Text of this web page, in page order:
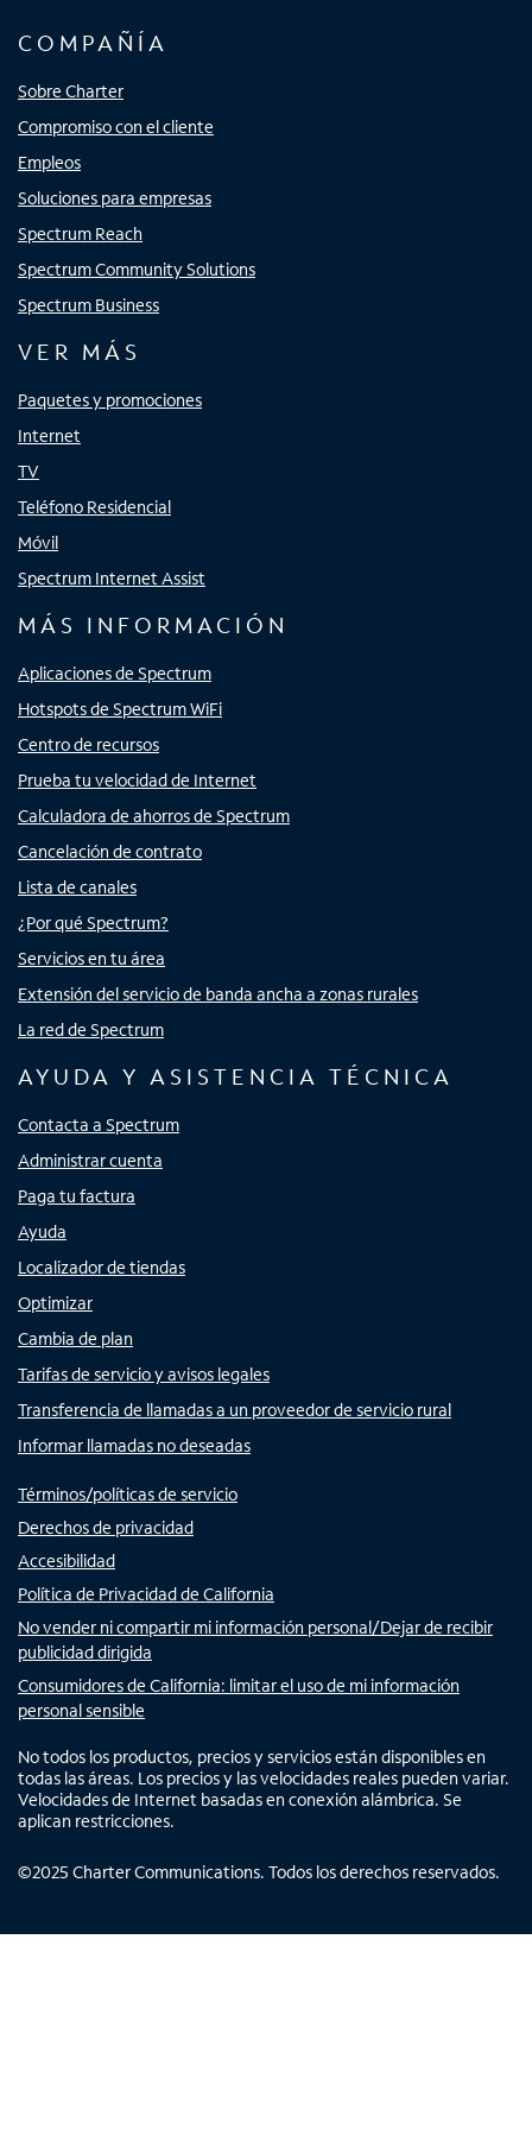
COMPAÑÍA
Sobre Charter
Compromiso con el cliente
Empleos
Soluciones para empresas
Spectrum Reach
Spectrum Community Solutions
Spectrum Business
VER MÁS
Paquetes y promociones
Internet
TV
Teléfono Residencial
Móvil
Spectrum Internet Assist
MÁS INFORMACIÓN
Aplicaciones de Spectrum
Hotspots de Spectrum WiFi
Centro de recursos
Prueba tu velocidad de Internet
Calculadora de ahorros de Spectrum
Cancelación de contrato
Lista de canales
¿Por qué Spectrum?
Servicios en tu área
Extensión del servicio de banda ancha a zonas rurales
La red de Spectrum
AYUDA Y ASISTENCIA TÉCNICA
Contacta a Spectrum
Administrar cuenta
Paga tu factura
Ayuda
Localizador de tiendas
Optimizar
Cambia de plan
Tarifas de servicio y avisos legales
Transferencia de llamadas a un proveedor de servicio rural
Informar llamadas no deseadas
Términos/políticas de servicio
Derechos de privacidad
Accesibilidad
Política de Privacidad de California
No vender ni compartir mi información personal/Dejar de recibir
publicidad dirigida
Consumidores de California: limitar el uso de mi información
personal sensible
No todos los productos, precios y servicios están disponibles en
todas las áreas. Los precios y las velocidades reales pueden variar.
Velocidades de Internet basadas en conexión alámbrica. Se
aplican restricciones.
©2025 Charter Communications. Todos los derechos reservados.